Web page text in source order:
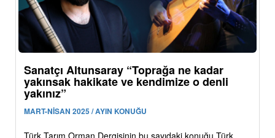
Sanatçı Altunsaray “Toprağa ne kadar
yakınsak hakikate ve kendimize o denli
yakınız”
MART-NİSAN 2025 / AYIN KONUĞU
Türk Tarım Orman Dergisinin bu sayıdaki konuğu Türk